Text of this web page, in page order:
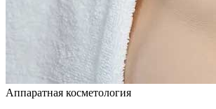
Аппаратная косметология